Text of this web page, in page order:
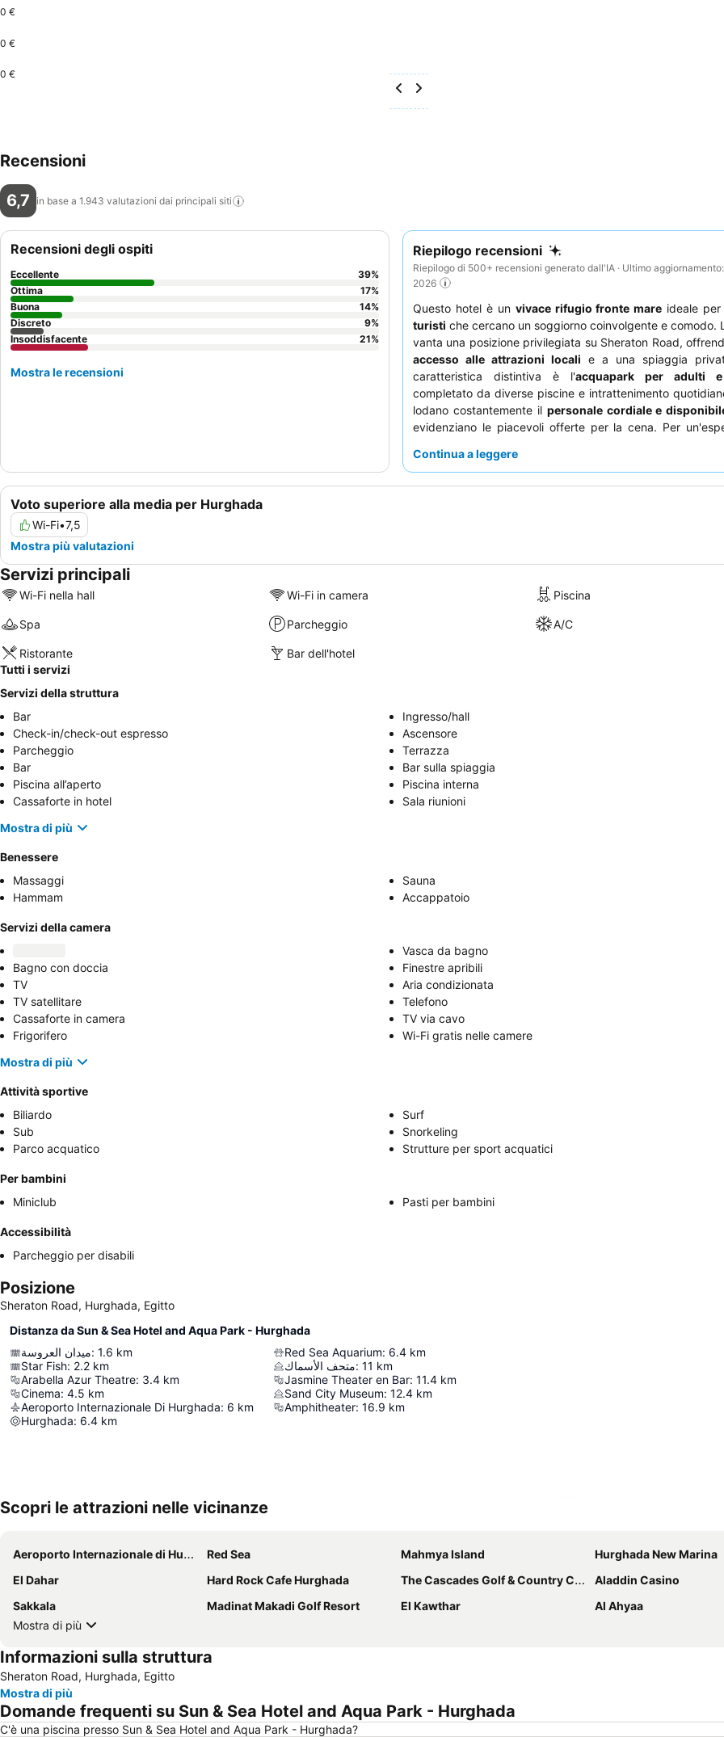
0 €
0 €
0 €
Recensioni
6,7 in base a 1.943 valutazioni dai principali siti
Riepilogo recensioni
Riepilogo di 500+ recensioni generato dall'IA · Ultimo
2026
Questo hotel è un vivace rifugio fronte mare ideale
turisti che cercano un soggiorno coinvolgente e comodo.
vanta una posizione privilegiata su Sheraton Road,
accesso alle attrazioni locali e a una spiaggia
caratteristica distintiva è l'acquapark per adulti
completato da diverse piscine e intrattenimento
lodano costantemente il personale cordiale e
evidenziano le piacevoli offerte per la cena. Per
piscina.
Continua a leggere
Voto superiore alla media per Hurghada
Wi-Fi•7,5
Mostra più valutazioni
Recensioni degli ospiti
Eccellente 39%
Ottima
17%
Buona
14%
Discreto
9%
Insoddisfacente
21%
Mostra le recensioni
Servizi principali
Wi-Fi nella hall Wi-Fi in camera Piscina
Spa Parcheggio A/C
Ristorante
Bar dell'hotel
Tutti i servizi
Servizi della struttura
Bar
Ingresso/hall
Check-in/check-out espresso
Ascensore
Parcheggio
Terrazza
Bar
Bar sulla spiaggia
Piscina all’aperto
Piscina interna
Cassaforte in hotel
Sala riunioni
Mostra di più
Benessere
Massaggi
Sauna
Hammam
Accappatoio
Servizi della camera
Vasca da bagno
Bagno con doccia
Finestre apribili
TV
Aria condizionata
TV satellitare
Telefono
Cassaforte in camera
TV via cavo
Frigorifero
Wi-Fi gratis nelle camere
Mostra di più
Attività sportive
Biliardo
Surf
Sub
Snorkeling
Parco acquatico
Strutture per sport acquatici
Per bambini
Miniclub
Pasti per bambini
Accessibilità
Parcheggio per disabili
Posizione
Sheraton Road, Hurghada, Egitto
Distanza da Sun & Sea Hotel and Aqua Park - Hurghada
ميدان العروسة: 1.6 km
Star Fish: 2.2 km
Arabella Azur Theatre: 3.4 km
Cinema: 4.5 km
Aeroporto Internazionale Di Hurghada: 6 km
Hurghada: 6.4 km
Red Sea Aquarium: 6.4 km
متحف الأسماك: 11 km
Jasmine Theater en Bar: 11.4 km
Sand City Museum: 12.4 km
Amphitheater: 16.9 km
Scopri le attrazioni nelle vicinanze
Aeroporto Internazionale di Hurghada Red Sea Mahmya Island
Hurghada New Marina
El Dahar
Hard Rock Cafe Hurghada The Cascades Golf & Country Club
Aladdin Casino
Sakkala
Madinat Makadi Golf Resort El Kawthar
Al Ahyaa
Mostra di più
Informazioni sulla struttura
Sheraton Road, Hurghada, Egitto
Mostra di più
Domande frequenti su Sun & Sea Hotel and Aqua Park - Hurghada
C'è una piscina presso Sun & Sea Hotel and Aqua Park - Hurghada?